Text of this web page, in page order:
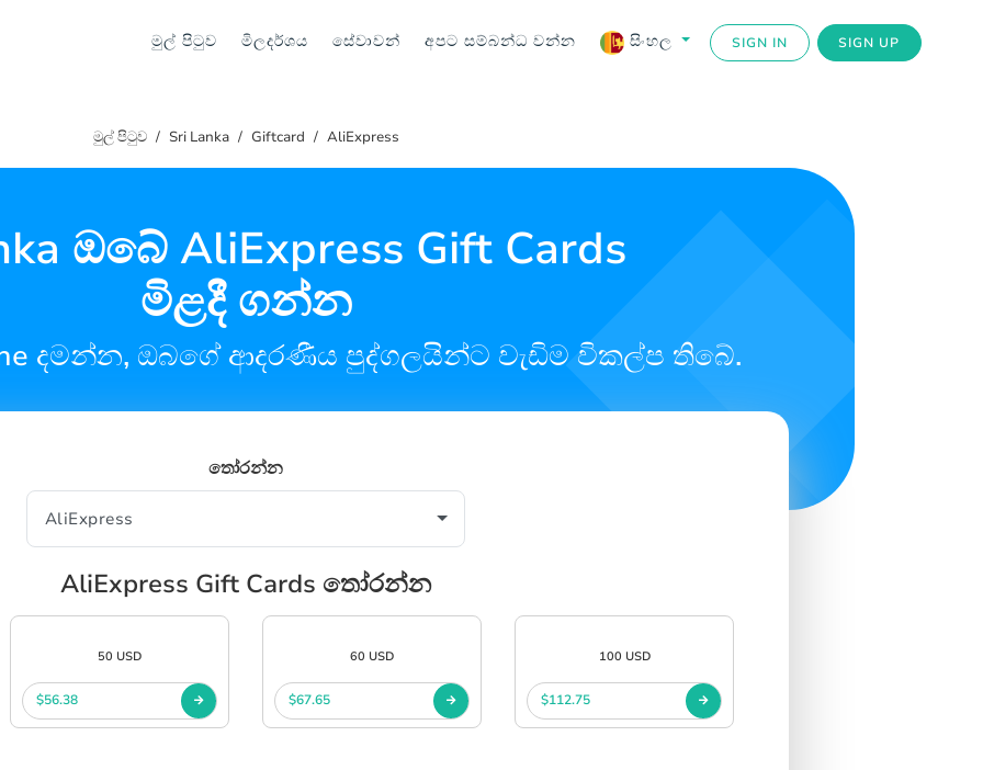
මුල් පිටුව මිලදර්ශය සේවාවන් අපට සම්බන්ධ වන්න සිංහල SIGN IN SIGN UP
මුල් පිටුව Sri Lanka Giftcard AliExpress
ඔබේ AliExpress Gift Cards
මිළදී ගන්න
දමන්න, ඔබගේ ආදරණීය පුද්ගලයින්ට වැඩිම විකල්ප තිබේ.
තෝරන්න
AliExpress Gift Cards තෝරන්න
50 USD
$56.38
60 USD
$67.65
100 USD
$112.75